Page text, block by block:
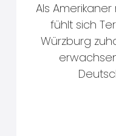
Als
fühlt sich
Würzburg